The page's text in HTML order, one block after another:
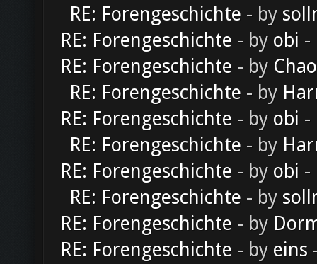
RE: Forengeschichte - by
RE: Forengeschichte - by obi -
RE: Forengeschichte - by
RE: Forengeschichte - by
RE: Forengeschichte - by obi -
RE: Forengeschichte - by
RE: Forengeschichte - by obi -
RE: Forengeschichte - by
RE: Forengeschichte - by
RE: Forengeschichte - by eins